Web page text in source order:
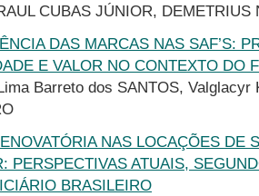
CUBAS JÚNIOR, DEMETRIUS
DAS MARCAS NAS SAF’S:
E VALOR NO CONTEXTO DO
Barreto dos SANTOS, Valglacyr
NAS LOCAÇÕES DE
PERSPECTIVAS ATUAIS,
BRASILEIRO